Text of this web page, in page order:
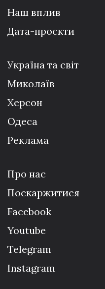
Наш вплив
Дата-проєкти
Україна та світ
Миколаїв
Херсон
Одеса
Реклама
Про нас
Поскаржитися
Facebook
Youtube
Telegram
Instagram